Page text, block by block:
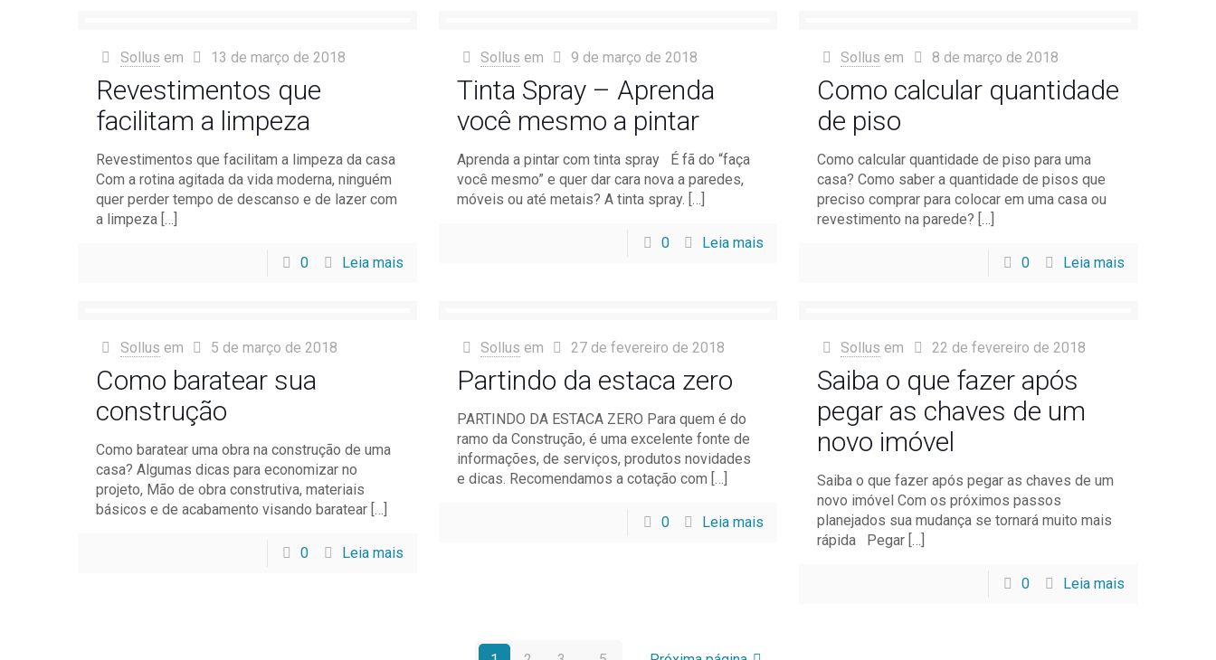
Sollus em 13 de março de 2018
Revestimentos que
facilitam a limpeza
Revestimentos que facilitam a limpeza da casa
Com a rotina agitada da vida moderna, ninguém
quer perder tempo de descanso e de lazer com
a limpeza […]
0 Leia mais
Sollus em 9 de março de 2018
Tinta Spray – Aprenda
você mesmo a pintar
Aprenda a pintar com tinta spray É fã do “faça
você mesmo” e quer dar cara nova a paredes,
móveis ou até metais? A tinta spray. […]
0 Leia mais
Sollus em 8 de março de 2018
Como calcular quantidade
de piso
Como calcular quantidade de piso para uma
casa? Como saber a quantidade de pisos que
preciso comprar para colocar em uma casa ou
revestimento na parede? […]
0 Leia mais
Sollus em 5 de março de 2018
Como baratear sua
construção
Como baratear uma obra na construção de uma
casa? Algumas dicas para economizar no
projeto, Mão de obra construtiva, materiais
básicos e de acabamento visando baratear […]
0 Leia mais
Sollus em 27 de fevereiro de 2018
Partindo da estaca zero
PARTINDO DA ESTACA ZERO Para quem é do
ramo da Construção, é uma excelente fonte de
informações, de serviços, produtos novidades
e dicas. Recomendamos a cotação com […]
0 Leia mais
Sollus em 22 de fevereiro de 2018
Saiba o que fazer após
pegar as chaves de um
novo imóvel
Saiba o que fazer após pegar as chaves de um
novo imóvel Com os próximos passos
planejados sua mudança se tornará muito mais
rápida Pegar […]
0 Leia mais